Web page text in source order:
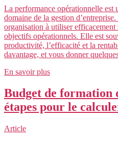
La performance opérationnelle est
domaine de la gestion
organisation à utiliser efficacement
objectifs opérationnels. Elle est
productivité, l’efficacité et la
davantage, et vous donner
En savoir plus
Budget de formation
étapes pour le
Article